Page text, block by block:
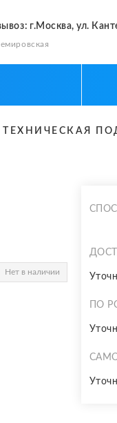
: г.Москва, ул.
ТЕХНИЧЕСКАЯ
Нет в наличии
ПО